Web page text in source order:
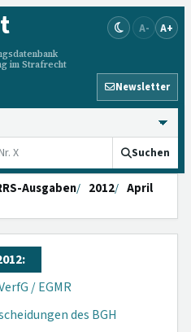
im Strafrecht
A- A+
Newsletter
Suchen
Ausgaben 2012
April
/ EGMR
des BGH